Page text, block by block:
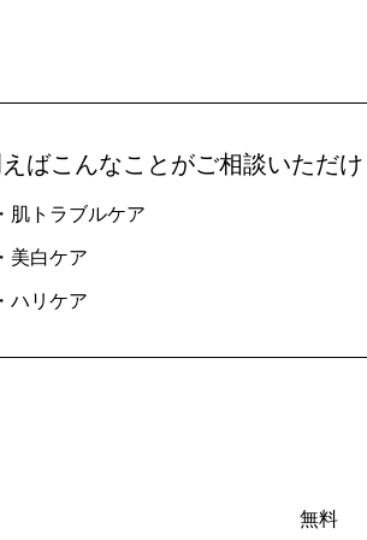
ばこんなことがご相談いただ
肌トラブルケア
美白ケア
ハリケア
無料